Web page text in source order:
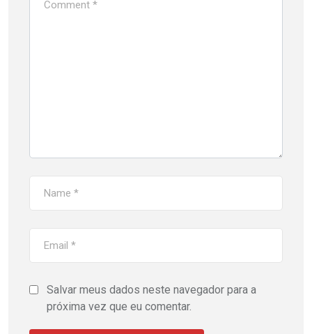
Salvar meus dados neste navegador para a
próxima vez que eu comentar.